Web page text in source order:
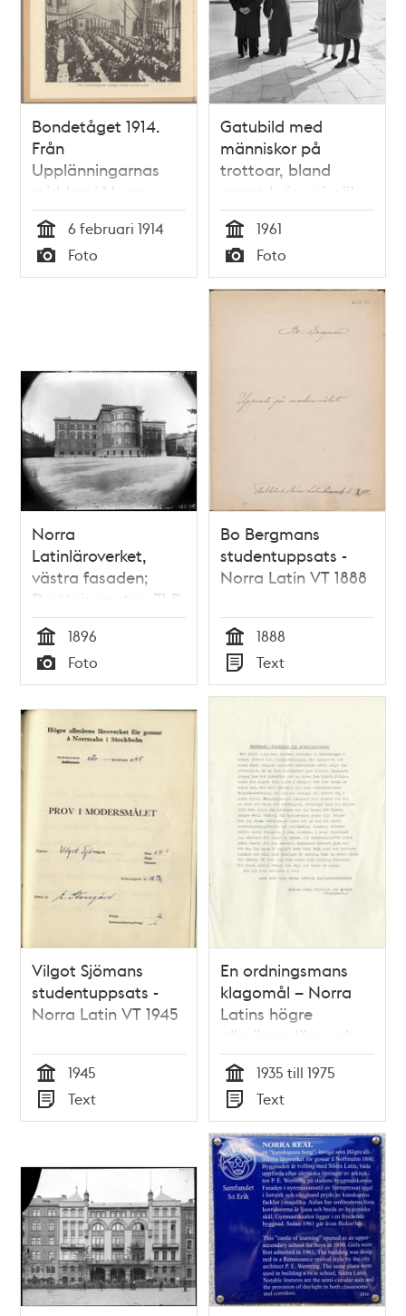
Bondetåget 1914.
Från
Upplänningarnas
middag i Norra
Latinläroverket.
Tid
6 februari 1914
Typ
Foto
Gatubild med
människor på
trottoar, bland
annat kvinna i päls.
Barnhusgatan vid
Norra Bantorget. I
bakgrunden staket
vid Norra Latins
Tid
1961
Typ
Foto
Norra
Latinläroverket,
västra fasaden;
Drottninggatan 71 B
Tid
1896
Typ
Foto
Bo Bergmans
studentuppsats -
Norra Latin VT 1888
Tid
1888
Typ
Text
Vilgot Sjömans
studentuppsats -
Norra Latin VT 1945
Tid
1945
Typ
Text
En ordningsmans
klagomål – Norra
Latins högre
allmänna läroverk
Tid
1935 till 1975
Typ
Text